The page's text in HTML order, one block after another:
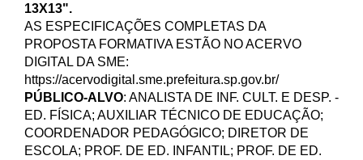
13X13".
AS ESPECIFICAÇÕES COMPLETAS DA
PROPOSTA FORMATIVA ESTÃO NO ACERVO
DIGITAL DA SME:
https://acervodigital.sme.prefeitura.sp.gov.br/
PÚBLICO-ALVO: ANALISTA DE INF. CULT. E DESP. -
ED. FÍSICA; AUXILIAR TÉCNICO DE EDUCAÇÃO;
COORDENADOR PEDAGÓGICO; DIRETOR DE
ESCOLA; PROF. DE ED. INFANTIL; PROF. DE ED.